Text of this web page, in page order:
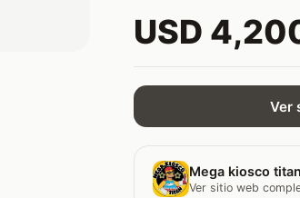
USD
Ver
Mega kiosco titan
Ver sitio web